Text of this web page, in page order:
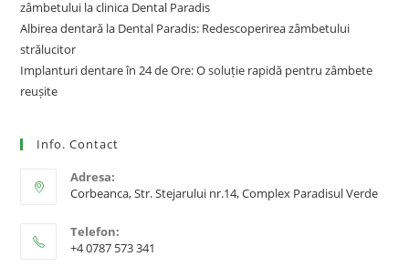
zâmbetului la clinica Dental Paradis
Albirea dentară la Dental Paradis: Redescoperirea zâmbetului
strălucitor
Implanturi dentare în 24 de Ore: O soluție rapidă pentru zâmbete
reușite
Info. Contact
Adresa:
Corbeanca, Str. Stejarului nr.14, Complex Paradisul Verde
Telefon:
+4 0787 573 341